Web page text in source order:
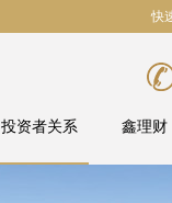
快
投资者关系 鑫理财